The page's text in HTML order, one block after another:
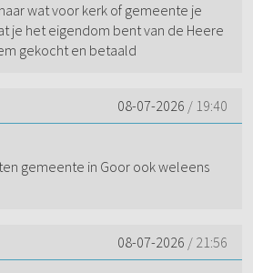
wat voor kerk of gemeente je
je het eigendom bent van de Heere
gekocht en betaald
08-07-2026 / 19:40
gemeente in Goor ook weleens
08-07-2026 / 21:56